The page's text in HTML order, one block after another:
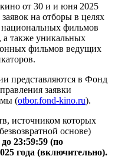
от 30 и и юня 2025
на отборы в целях
национальных фильмов
а также уникальных
фильмов ведущих
представляются в Фонд
заявки
(otbor.fond-kino.ru).
источником которых
основе)
23:59:59 (по
года (включительно).